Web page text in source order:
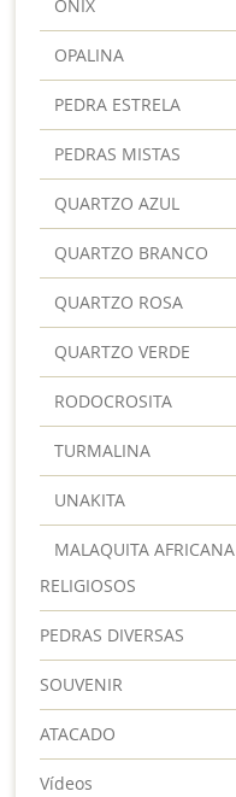
ONIX
OPALINA
PEDRA ESTRELA
PEDRAS MISTAS
QUARTZO AZUL
QUARTZO BRANCO
QUARTZO ROSA
QUARTZO VERDE
RODOCROSITA
TURMALINA
UNAKITA
MALAQUITA AFRICANA
RELIGIOSOS
PEDRAS DIVERSAS
SOUVENIR
ATACADO
Vídeos